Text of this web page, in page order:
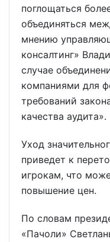
поглощаться
объединяться
мнению
консалтинг»
случае
компаниями для
требований
качества аудита».
Уход
приведет к
игрокам, что
повышение цен.
По словам
«Пачоли»